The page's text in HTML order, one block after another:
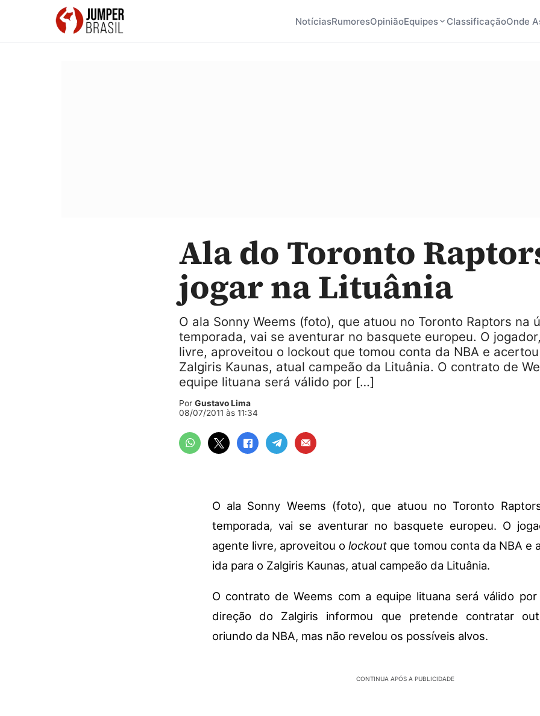
NotíciasRumoresOpiniãoEquipes ClassificaçãoOnde
Ala do Toronto
jogar na Lituânia
O ala Sonny Weems (foto), que atuou no Toronto Raptors na
temporada, vai se aventurar no basquete europeu. O
livre, aproveitou o lockout que tomou conta da NBA e
Zalgiris Kaunas, atual campeão da Lituânia. O contrato de
equipe lituana será válido por […]
Por Gustavo Lima
08/07/2011 às 11:34
O ala Sonny Weems (foto), que atuou no Toronto
temporada, vai se aventurar no basquete europeu. O
agente livre, aproveitou olockout que tomou conta da NBA e
ida para o Zalgiris Kaunas, atual campeão da Lituânia.
O contrato de Weems com a equipe lituana será válido
direção do Zalgiris informou que pretende contratar
oriundo da NBA, mas não revelou os possíveis alvos.
CONTINUA APÓS A PUBLICIDADE